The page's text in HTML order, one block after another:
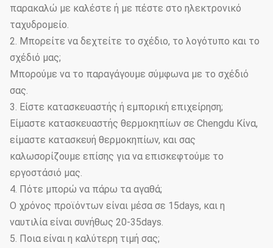
παρακαλώ με καλέστε ή με πέστε στο ηλεκτρονικό
ταχυδρομείο.
2. Μπορείτε να δεχτείτε το σχέδιο, το λογότυπο και το
σχέδιό μας;
Μπορούμε να το παραγάγουμε σύμφωνα με το σχέδιό
σας.
3. Είστε κατασκευαστής ή εμπορική επιχείρηση;
Είμαστε κατασκευαστής θερμοκηπίων σε Chengdu Κίνα,
είμαστε κατασκευή θερμοκηπίων, και σας
καλωσορίζουμε επίσης για να επισκεφτούμε το
εργοστάσιό μας.
4. Πότε μπορώ να πάρω τα αγαθά;
Ο χρόνος προϊόντων είναι μέσα σε 15days, και η
ναυτιλία είναι συνήθως 20-35days.
5. Ποια είναι η καλύτερη τιμή σας;